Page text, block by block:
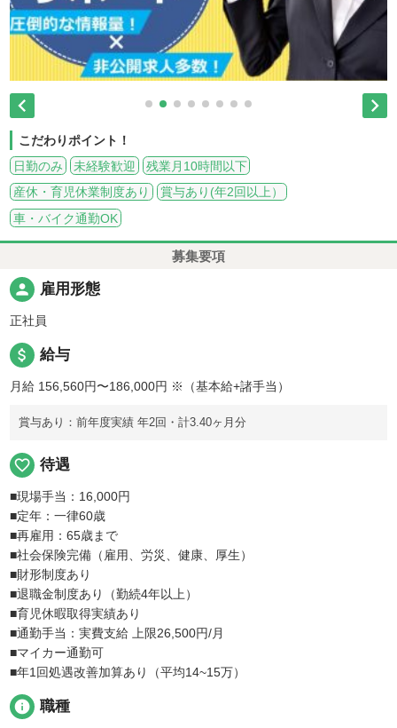
 
こだわりポイント！
日勤のみ
未経験歓迎
残業月10時間以下
産休・育児休業制度あり
賞与あり(年2回以上）
車・バイク通勤OK
募集要項
person 雇用形態
正社員
attach_money 給与
月給 156,560円〜186,000円 ※（基本給+諸手当）
賞与あり：前年度実績 年2回・計3.40ヶ月分
favorite_border 待遇
■現場手当：16,000円
■定年：一律60歳
■再雇用：65歳まで
■社会保険完備（雇用、労災、健康、厚生）
■財形制度あり
■退職金制度あり（勤続4年以上）
■育児休暇取得実績あり
■通勤手当：実費支給 上限26,500円/月
■マイカー通勤可
■年1回処遇改善加算あり（平均14~15万）
info 職種